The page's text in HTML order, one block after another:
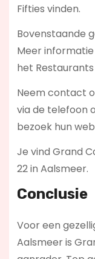
Fifties vinden.
Bovenstaande
Meer
het
Neem contact
via de telefoon
bezoek hun
Je vind Grand
22 in Aalsmeer.
Conclusie
Voor een
Aalsmeer is